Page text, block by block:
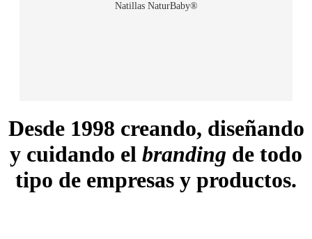
Natillas NaturBaby®
Desde 1998 creando, diseñando
y cuidando el branding de todo
tipo de empresas y productos.